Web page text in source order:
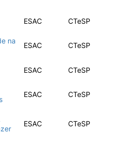
ESAC CTeSP
na
ESAC CTeSP
ESAC CTeSP
ESAC CTeSP
ESAC CTeSP